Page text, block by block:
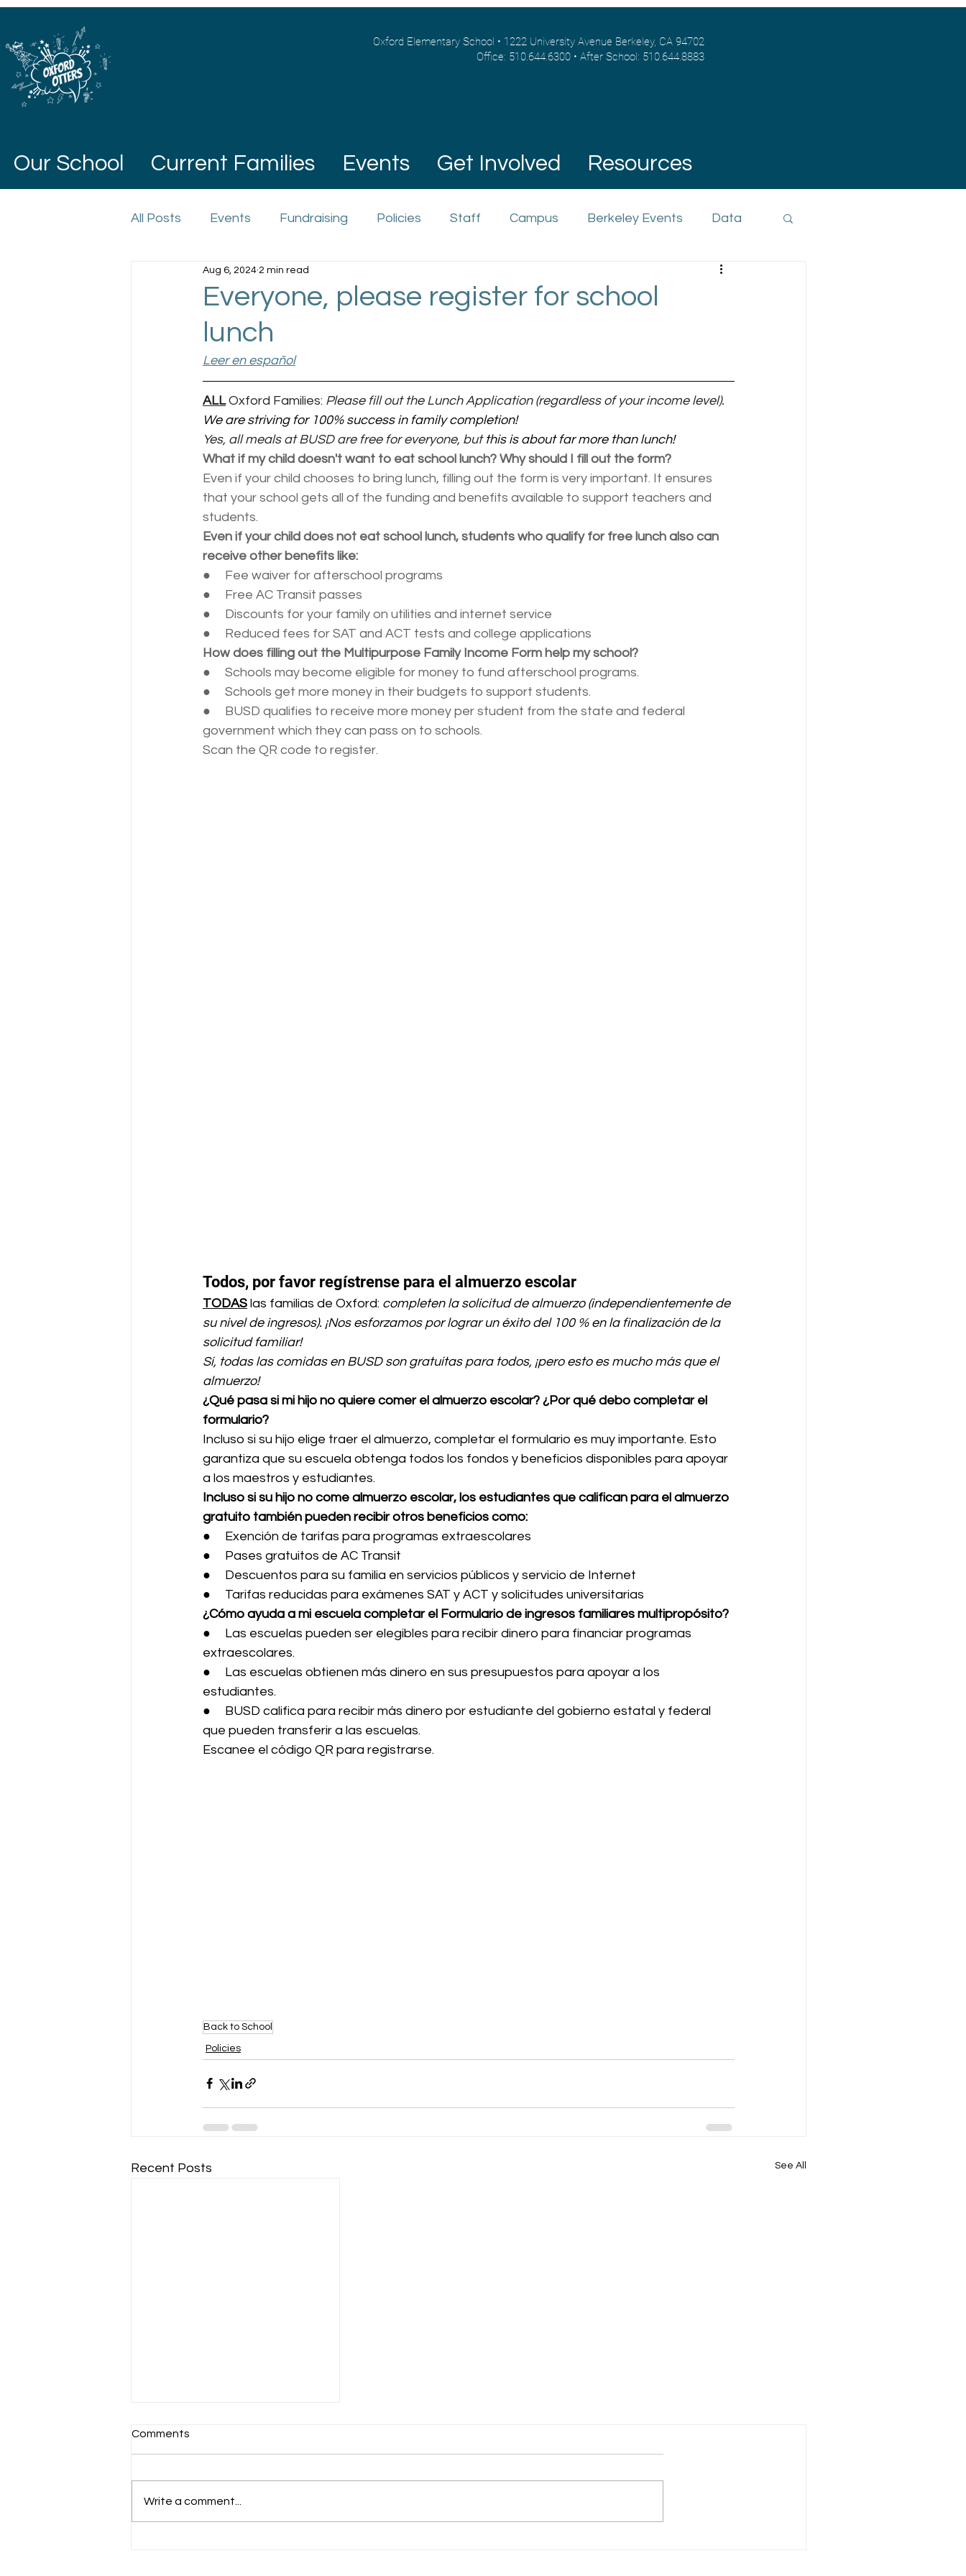
Oxford Elementary School • 1222 University Avenue Berkeley, CA 94702
Office: 510.644.6300 • After School: 510.644.8883
Our School Current Families Events Get Involved Resources
All Posts Events Fundraising Policies Staff Campus Berkeley Events Data
Everyone, please register for school
lunch
Aug 6, 2024 2 min read
Leer en español
ALL Oxford Families: Please fill out the Lunch Application (regardless of your income level).
We are striving for 100% success in family completion!
Yes, all meals at BUSD are free for everyone, but this is about far more than lunch!
What if my child doesn't want to eat school lunch? Why should I fill out the form?
Even if your child chooses to bring lunch, filling out the form is very important. It ensures
that your school gets all of the funding and benefits available to support teachers and
students.
Even if your child does not eat school lunch, students who qualify for free lunch also can
receive other benefits like:
● Fee waiver for afterschool programs
● Free AC Transit passes
● Discounts for your family on utilities and internet service
● Reduced fees for SAT and ACT tests and college applications
How does filling out the Multipurpose Family Income Form help my school?
● Schools may become eligible for money to fund afterschool programs.
● Schools get more money in their budgets to support students.
● BUSD qualifies to receive more money per student from the state and federal
government which they can pass on to schools.
Scan the QR code to register.
Todos, por favor regístrense para el almuerzo escolar
TODAS las familias de Oxford: completen la solicitud de almuerzo (independientemente de
su nivel de ingresos). ¡Nos esforzamos por lograr un éxito del 100 % en la finalización de la
solicitud familiar!
Sí, todas las comidas en BUSD son gratuitas para todos, ¡pero esto es mucho más que el
almuerzo!
¿Qué pasa si mi hijo no quiere comer el almuerzo escolar? ¿Por qué debo completar el
formulario?
Incluso si su hijo elige traer el almuerzo, completar el formulario es muy importante. Esto
garantiza que su escuela obtenga todos los fondos y beneficios disponibles para apoyar
a los maestros y estudiantes.
Incluso si su hijo no come almuerzo escolar, los estudiantes que califican para el almuerzo
gratuito también pueden recibir otros beneficios como:
●     Exención de tarifas para programas extraescolares
●     Pases gratuitos de AC Transit
●     Descuentos para su familia en servicios públicos y servicio de Internet
●     Tarifas reducidas para exámenes SAT y ACT y solicitudes universitarias
¿Cómo ayuda a mi escuela completar el Formulario de ingresos familiares multipropósito?
●     Las escuelas pueden ser elegibles para recibir dinero para financiar programas
extraescolares.
●     Las escuelas obtienen más dinero en sus presupuestos para apoyar a los
estudiantes.
●     BUSD califica para recibir más dinero por estudiante del gobierno estatal y federal
que pueden transferir a las escuelas.
Escanee el código QR para registrarse.
Back to School
Policies
Recent Posts See All
Comments
Write a comment...